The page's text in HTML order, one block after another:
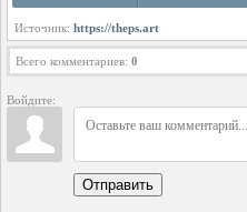
Источник: https://theps.art
Всего комментариев: 0
Войдите:
Отправить